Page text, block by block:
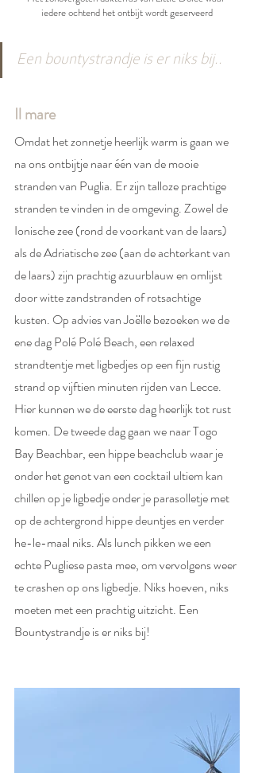
iedere ochtend het ontbijt wordt geserveerd
Een bountystrandje is er niks bij..
Il mare
Omdat het zonnetje heerlijk warm is gaan we
na ons ontbijtje naar één van de mooie
stranden van Puglia. Er zijn talloze prachtige
stranden te vinden in de omgeving. Zowel de
Ionische zee (rond de voorkant van de laars)
als de Adriatische zee (aan de achterkant van
de laars) zijn prachtig azuurblauw en omlijst
door witte zandstranden of rotsachtige
kusten. Op advies van Joëlle bezoeken we de
ene dag Polé Polé Beach, een relaxed
strandtentje met ligbedjes op een fijn rustig
strand op vijftien minuten rijden van Lecce.
Hier kunnen we de eerste dag heerlijk tot rust
komen. De tweede dag gaan we naar Togo
Bay Beachbar, een hippe beachclub waar je
onder het genot van een cocktail ultiem kan
chillen op je ligbedje onder je parasolletje met
op de achtergrond hippe deuntjes en verder
he-le-maal niks. Als lunch pikken we een
echte Pugliese pasta mee, om vervolgens weer
te crashen op ons ligbedje. Niks hoeven, niks
moeten met een prachtig uitzicht. Een
Bountystrandje is er niks bij!